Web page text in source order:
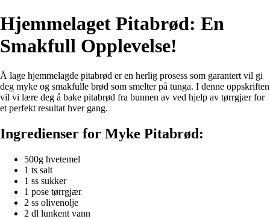
Hjemmelaget Pitabrød: En
Smakfull Opplevelse!
Å lage hjemmelagde pitabrød er en herlig prosess som garantert vil gi
deg myke og smakfulle brød som smelter på tunga. I denne oppskriften
vil vi lære deg å bake pitabrød fra bunnen av ved hjelp av tørrgjær for
et perfekt resultat hver gang.
Ingredienser for Myke Pitabrød:
500g hvetemel
1 ts salt
1 ss sukker
1 pose tørrgjær
2 ss olivenolje
2 dl lunkent vann